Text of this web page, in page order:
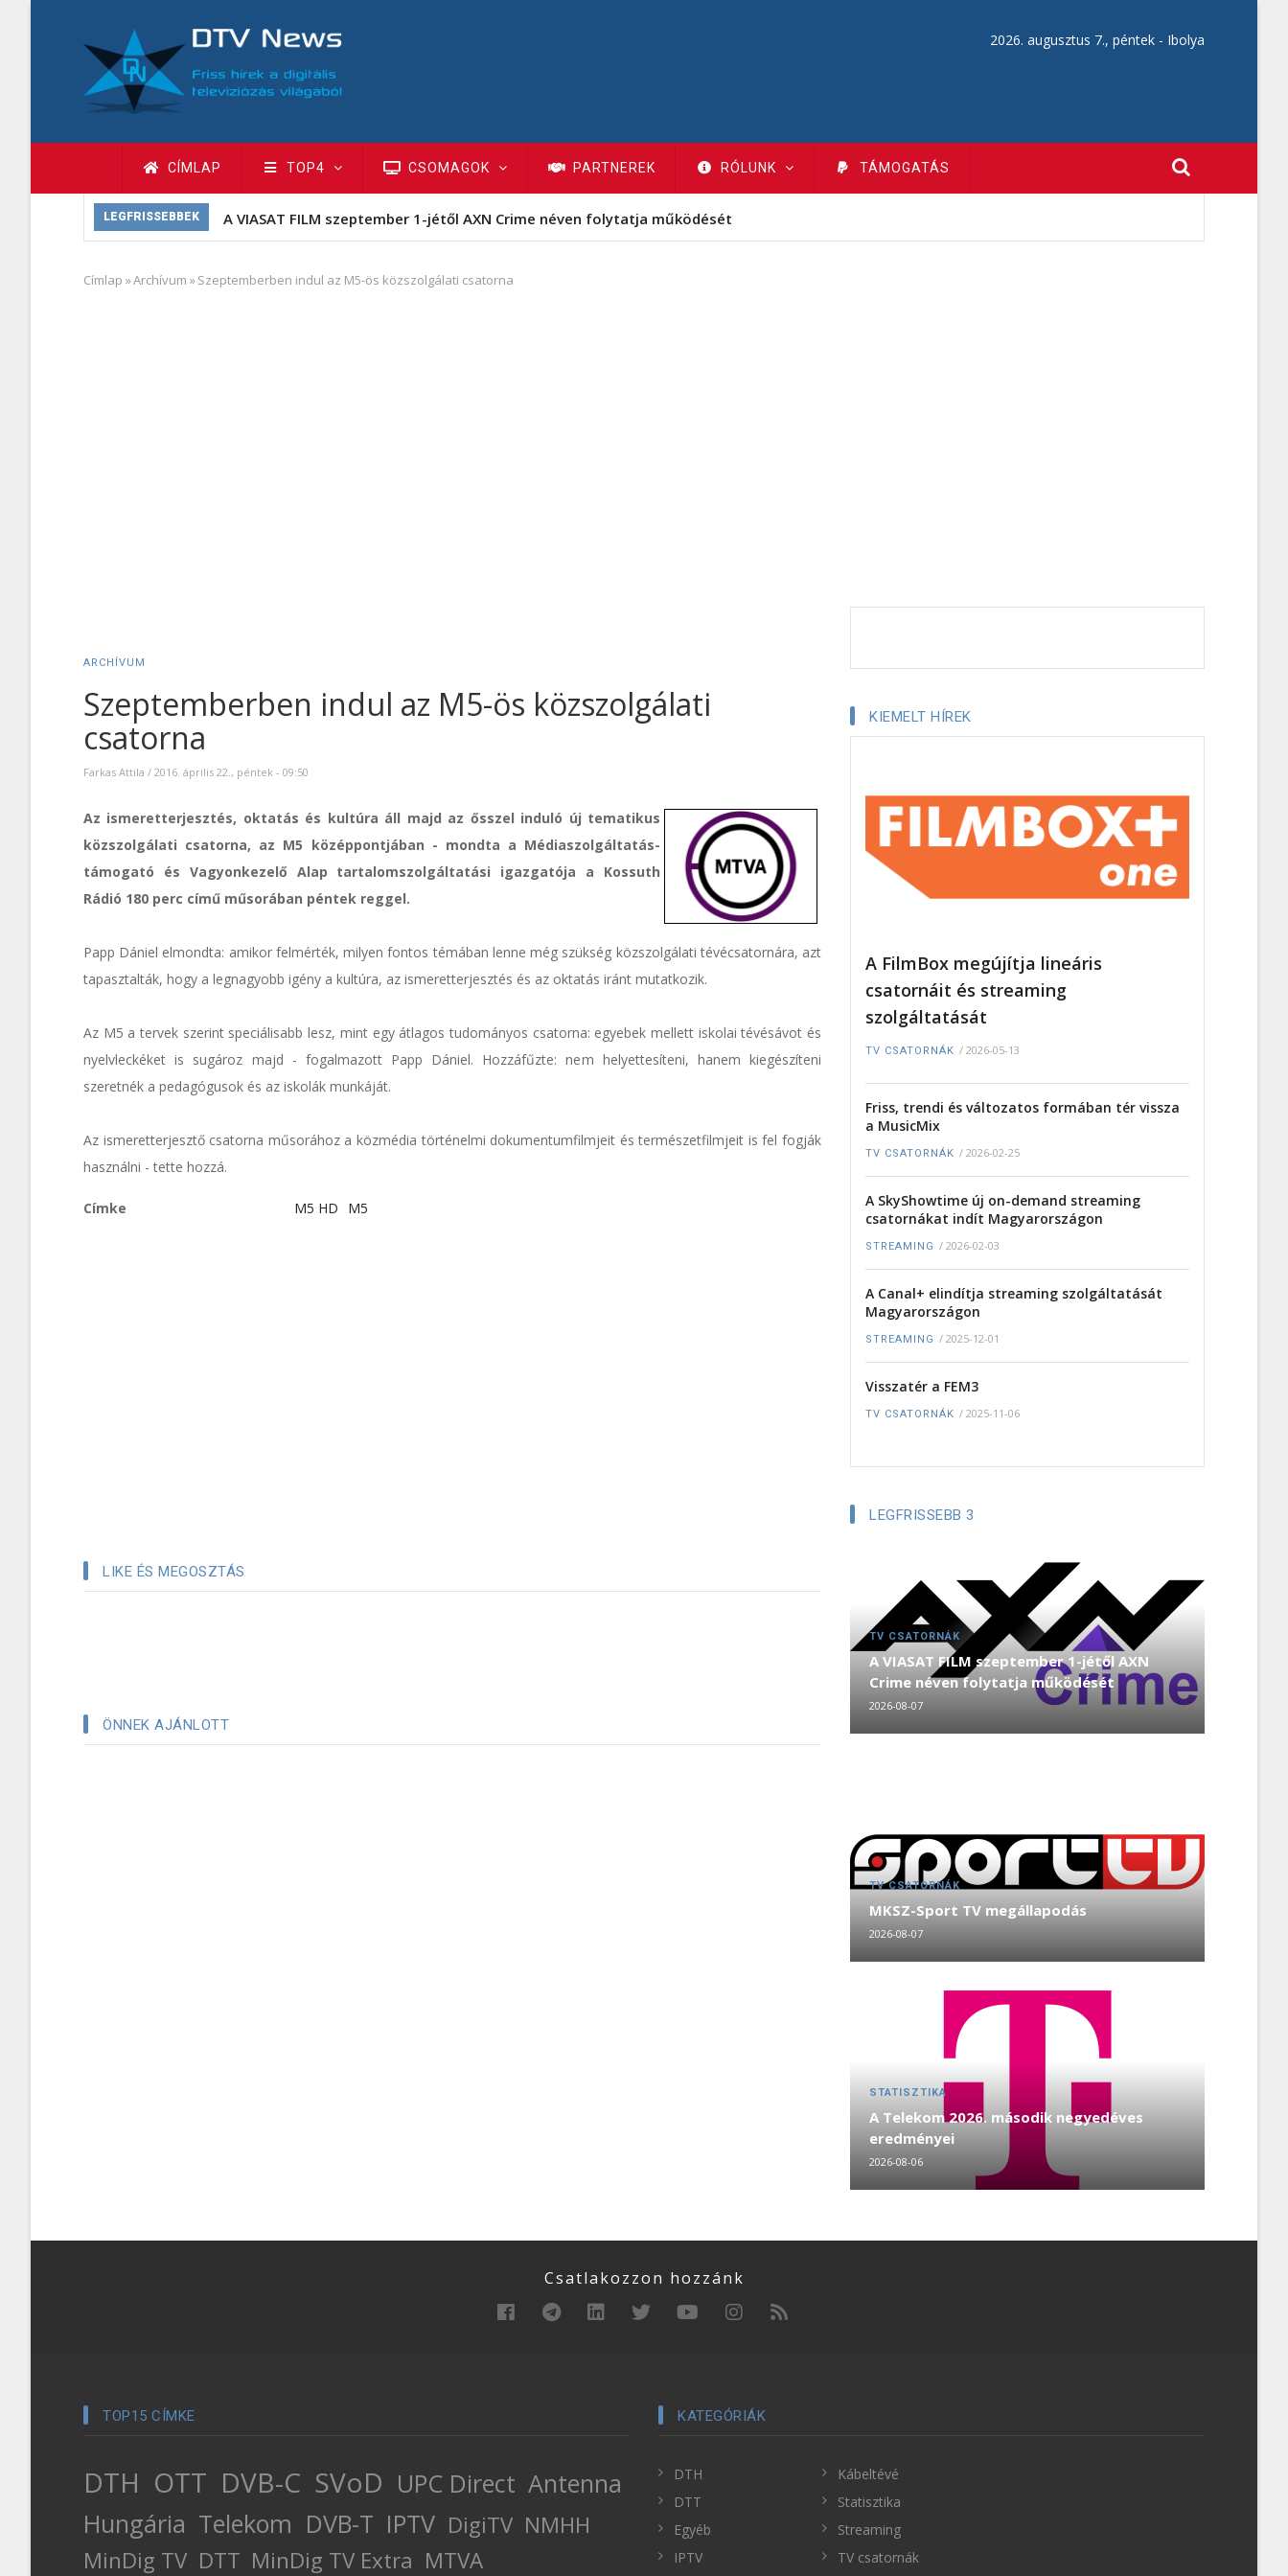
tartalomra
2026. augusztus 7., péntek - Ibolya
Fő
navigáció
CÍMLAP TOP4 CSOMAGOK PARTNEREK RÓLUNK TÁMOGATÁS
LEGFRISSEBBEK A VIASAT FILM szeptember 1-jétől AXN Crime néven folytatja működését
Morzsa
Címlap »Archívum »Szeptemberben indul az M5-ös közszolgálati csatorna
ARCHÍVUM
Szeptemberben indul az M5-ös közszolgálati
csatorna
Farkas Attila / 2016. április 22., péntek - 09:50
Az ismeretterjesztés, oktatás és kultúra áll majd az ősszel induló új tematikus
közszolgálati csatorna, az M5 középpontjában - mondta a Médiaszolgáltatás-
támogató és Vagyonkezelő Alap tartalomszolgáltatási igazgatója a Kossuth
Rádió 180 perc című műsorában péntek reggel.
Papp Dániel elmondta: amikor felmérték, milyen fontos témában lenne még szükség közszolgálati tévécsatornára, azt
tapasztalták, hogy a legnagyobb igény a kultúra, az ismeretterjesztés és az oktatás iránt mutatkozik.
Az M5 a tervek szerint speciálisabb lesz, mint egy átlagos tudományos csatorna: egyebek mellett iskolai tévésávot és
nyelvleckéket is sugároz majd - fogalmazott Papp Dániel. Hozzáfűzte: nem helyettesíteni, hanem kiegészíteni
szeretnék a pedagógusok és az iskolák munkáját.
Az ismeretterjesztő csatorna műsorához a közmédia történelmi dokumentumfilmjeit és természetfilmjeit is fel fogják
használni - tette hozzá.
Címke M5 HD M5
LIKE ÉS MEGOSZTÁS
ÖNNEK AJÁNLOTT
KIEMELT HÍREK
A FilmBox megújítja lineáris
csatornáit és streaming
szolgáltatását
TV CSATORNÁK / 2026-05-13
Friss, trendi és változatos formában tér vissza
a MusicMix
TV CSATORNÁK / 2026-02-25
A SkyShowtime új on-demand streaming
csatornákat indít Magyarországon
STREAMING / 2026-02-03
A Canal+ elindítja streaming szolgáltatását
Magyarországon
STREAMING / 2025-12-01
Visszatér a FEM3
TV CSATORNÁK / 2025-11-06
LEGFRISSEBB 3
TV CSATORNÁK
A VIASAT FILM szeptember 1-jétől AXN
Crime néven folytatja működését
2026-08-07
TV CSATORNÁK
MKSZ-Sport TV megállapodás
2026-08-07
STATISZTIKA
A Telekom 2026. második negyedéves
eredményei
2026-08-06
Csatlakozzon hozzánk
TOP15 CÍMKE
DTH OTT DVB-C SVoD UPC Direct Antenna
Hungária Telekom DVB-T IPTV DigiTV NMHH
MinDig TV DTT MinDig TV Extra MTVA
KATEGÓRIÁK
DTH
DTT
Egyéb
IPTV
Kábeltévé
Statisztika
Streaming
TV csatornák